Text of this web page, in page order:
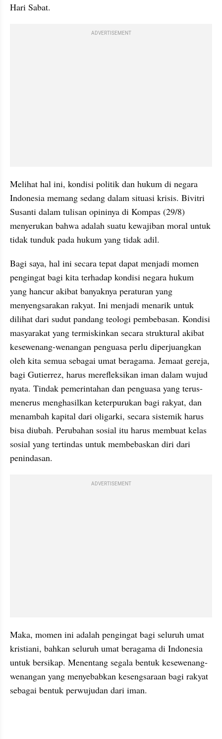
Hari Sabat.
ADVERTISEMENT
Melihat hal ini, kondisi politik dan hukum di negara
Indonesia memang sedang dalam situasi krisis. Bivitri
Susanti dalam tulisan opininya di Kompas (29/8)
menyerukan bahwa adalah suatu kewajiban moral untuk
tidak tunduk pada hukum yang tidak adil.
Bagi saya, hal ini secara tepat dapat menjadi momen
pengingat bagi kita terhadap kondisi negara hukum
yang hancur akibat banyaknya peraturan yang
menyengsarakan rakyat. Ini menjadi menarik untuk
dilihat dari sudut pandang teologi pembebasan. Kondisi
masyarakat yang termiskinkan secara struktural akibat
kesewenang-wenangan penguasa perlu diperjuangkan
oleh kita semua sebagai umat beragama. Jemaat gereja,
bagi Gutierrez, harus merefleksikan iman dalam wujud
nyata. Tindak pemerintahan dan penguasa yang terus-
menerus menghasilkan keterpurukan bagi rakyat, dan
menambah kapital dari oligarki, secara sistemik harus
bisa diubah. Perubahan sosial itu harus membuat kelas
sosial yang tertindas untuk membebaskan diri dari
penindasan.
ADVERTISEMENT
Maka, momen ini adalah pengingat bagi seluruh umat
kristiani, bahkan seluruh umat beragama di Indonesia
untuk bersikap. Menentang segala bentuk kesewenang-
wenangan yang menyebabkan kesengsaraan bagi rakyat
sebagai bentuk perwujudan dari iman.